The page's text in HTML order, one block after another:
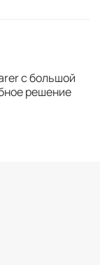
с большой
решение
ползуна
движение